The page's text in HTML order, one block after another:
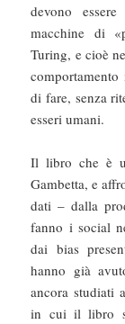
devono
macchine di
Turing, e cioè
di fare, senza
esseri umani.
Il libro che è
Gambetta, e
dati – dalla
fanno i social
dai bias
hanno già
ancora studiati
in cui il libro